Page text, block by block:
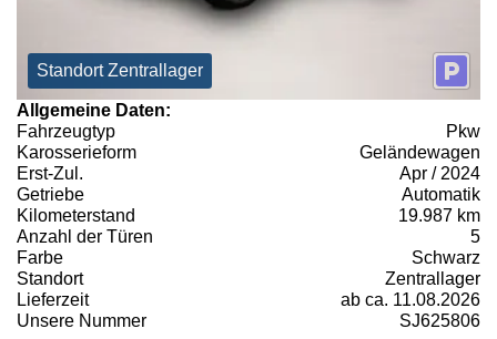
Standort Zentrallager
Allgemeine Daten:
Fahrzeugtyp
Pkw
Karosserieform
Geländewagen
Erst-Zul.
Apr / 2024
Getriebe
Automatik
Kilometerstand
19.987 km
Anzahl der Türen
5
Farbe
Schwarz
Standort
Zentrallager
Lieferzeit
ab ca. 11.08.2026
Unsere Nummer
SJ625806